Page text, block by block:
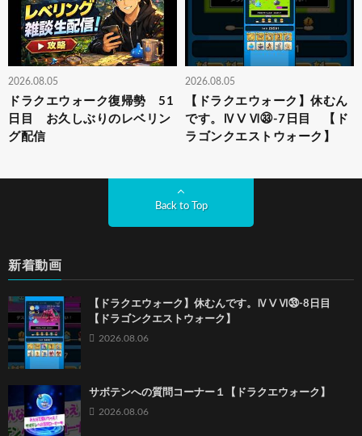
2026.08.05
ドラクエウォーク復帰勢 51
日目 お久しぶりのレベリン
グ配信
2026.08.05
【ドラクエウォーク】休むん
です。ⅣⅤⅥ㉝-7日目 【ド
ラゴンクエストウォーク】
Back to Top
新着動画
【ドラクエウォーク】休むんです。ⅣⅤⅥ㉝-8日目
【ドラゴンクエストウォーク】
2026.08.06
サボテンへの質問コーナー１【ドラクエウォーク】
2026.08.06